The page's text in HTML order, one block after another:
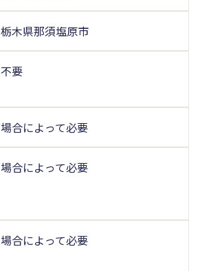
栃木県那須塩原市
不要
場合によって必要
場合によって必要
場合によって必要